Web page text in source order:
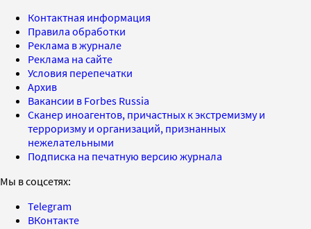
Контактная информация
Правила обработки
Реклама в журнале
Реклама на сайте
Условия перепечатки
Архив
Вакансии в Forbes Russia
Сканер иноагентов, причастных к экстремизму и
терроризму и организаций, признанных
нежелательными
Подписка на печатную версию журнала
Мы в соцсетях:
Telegram
ВКонтакте